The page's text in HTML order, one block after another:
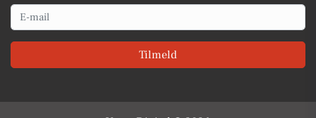
Email
Tilmeld